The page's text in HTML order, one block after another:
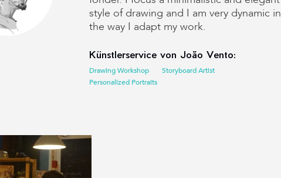
style of drawing and I am very dynamic in
the way I adapt my work.
Künstlerservice von João Vento:
Drawing Workshop
Storyboard Artist
Personalized Portraits